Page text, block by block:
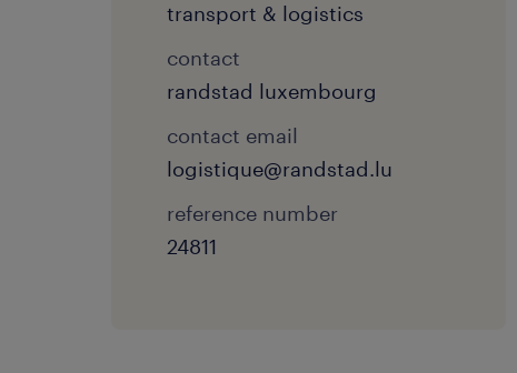
transport & logistics
contact
randstad luxembourg
contact email
logistique@randstad.lu
reference number
24811